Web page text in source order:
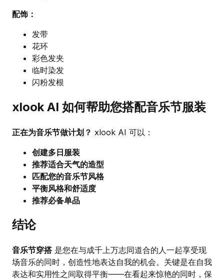
配饰：
发带
花环
彩色发夹
临时染发
闪粉发根
xlook AI 如何帮助您搭配音乐节服装
正在为音乐节做计划？ xlook AI 可以：
创建多日服装
推荐适合天气的造型
匹配您的音乐节风格
平衡风格和舒适度
推荐必备单品
结论
音乐节穿搭 是您在与成千上万志同道合的人一起享受现
场音乐的同时，创造性地表达自我的机会。关键是在自我
表达和实用性之间取得平衡——在看起来惊艳的同时，保